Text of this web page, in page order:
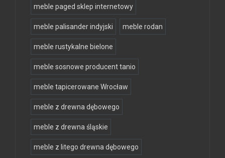
meble paged sklep internetowy
meble palisander indyjski meble rodan
meble rustykalne bielone
meble sosnowe producent tanio
meble tapicerowane Wrocław
meble z drewna dębowego
meble z drewna śląskie
meble z litego drewna dębowego